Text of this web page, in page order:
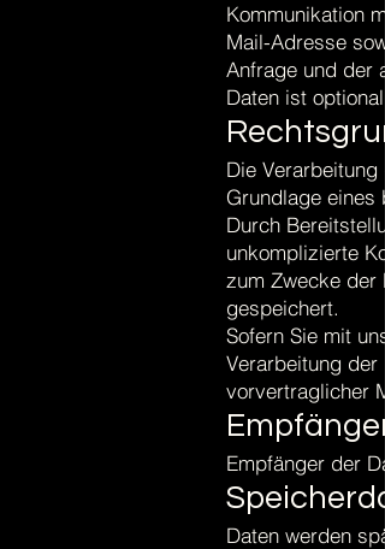
Kommunikation
Mail-Adresse
Anfrage und der
Daten ist optional.
Die
Grundlage
Durch
unkomplizierte
zum Zwecke
gespeichert.
Sofern Sie mit
Verarbeitung
vorvertraglicher
Empfänger:
Empfänger der
Daten werden